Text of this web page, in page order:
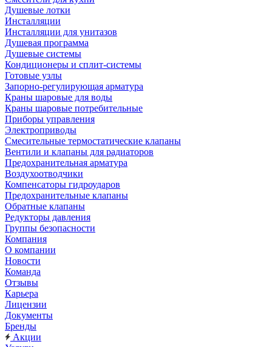
Душевые лотки
Инсталляции
Инсталляции для унитазов
Душевая программа
Душевые системы
Кондиционеры и сплит-системы
Готовые узлы
Запорно-регулирующая арматура
Краны шаровые для воды
Краны шаровые потребительные
Приборы управления
Электроприводы
Смесительные термостатические клапаны
Вентили и клапаны для радиаторов
Предохранительная арматура
Воздухоотводчики
Компенсаторы гидроударов
Предохранительные клапаны
Обратные клапаны
Редукторы давления
Группы безопасности
Компания
О компании
Новости
Команда
Отзывы
Карьера
Лицензии
Документы
Бренды
Акции